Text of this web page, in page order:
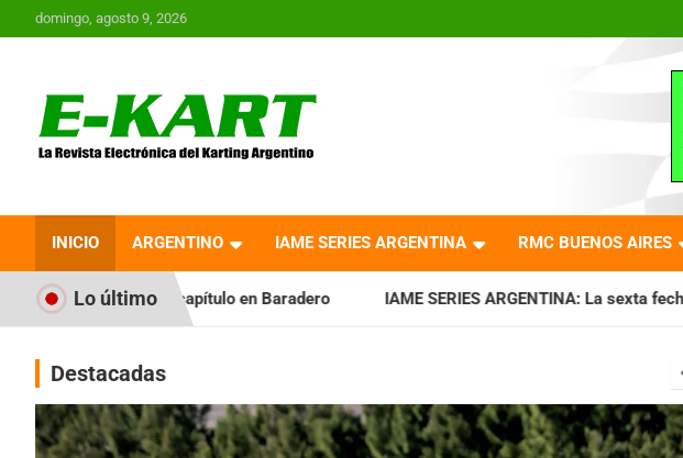
Saltar
al
domingo, agosto 9, 2026
Revista Electrónica del
Karting en Argentina
INICIO ARGENTINO IAME SERIES ARGENTINA RMC BUENOS AIRES
Lo último
en Baradero IAME SERIES ARGENTINA: La sexta fecha ya está en marcha
Destacadas